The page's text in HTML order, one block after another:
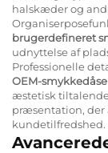
halskæder og
brugerdefineret
udnyttelse af
Professionelle
OEM-smykkedåse
æstetisk
præsentation, der
kundetilfredshed.